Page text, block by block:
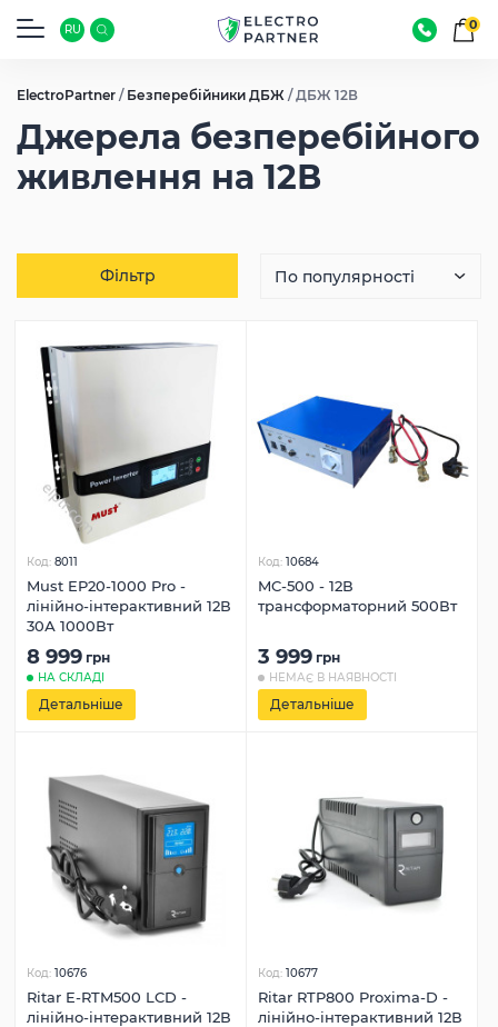
RU 0
ElectroPartner / Безперебійники ДБЖ /ДБЖ 12В
Джерела безперебійного
живлення на 12В
Фільтр
Код: 8011
Must EP20-1000 Pro -
лінійно-інтерактивний 12В
30А 1000Вт
8 999 грн
НА СКЛАДІ
Детальніше
Код: 10684
MC-500 - 12В
трансформаторний 500Вт
3 999 грн
НЕМАЄ В НАЯВНОСТІ
Детальніше
Код: 10676
Ritar E-RTM500 LCD -
лінійно-інтерактивний 12В
Код: 10677
Ritar RTP800 Proxima-D -
лінійно-інтерактивний 12В